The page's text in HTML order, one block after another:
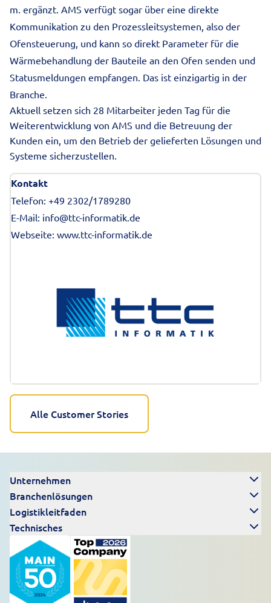
m. ergänzt. AMS verfügt sogar über eine direkte
Kommunikation zu den Prozessleitsystemen, also der
Ofensteuerung, und kann so direkt Parameter für die
Wärmebehandlung der Bauteile an den Ofen senden und
Statusmeldungen empfangen. Das ist einzigartig in der
Branche.
Aktuell setzen sich 28 Mitarbeiter jeden Tag für die
Weiterentwicklung von AMS und die Betreuung der
Kunden ein, um den Betrieb der gelieferten Lösungen und
Systeme sicherzustellen.
Kontakt
Telefon: +49 2302/1789280
E-Mail: info@ttc-informatik.de
Webseite: www.ttc-informatik.de
Alle Customer Stories
Unternehmen
Branchenlösungen
Logistikleitfaden
Technisches